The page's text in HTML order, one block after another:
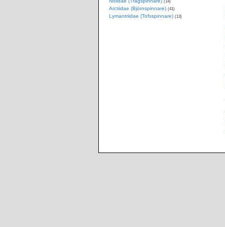
(14)
Arctiidae (Björnspinnare) (41)
Lymantriidae (Tofsspinnare) (13)